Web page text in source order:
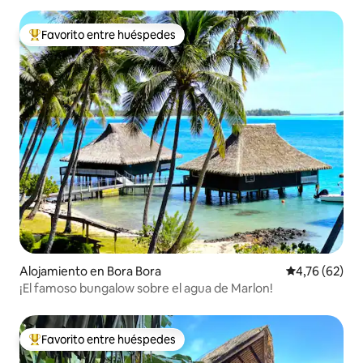
Favorito entre los huéspedes más destacados
Favorito entre huéspedes
Alojamiento en Bora Bora Calificación
4,76 (62)
¡El famoso bungalow sobre el agua de Marlon!
Favorito entre los huéspedes más destacados
Favorito entre huéspedes